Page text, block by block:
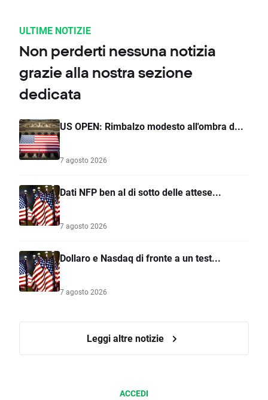
ULTIME NOTIZIE
Non perderti nessuna notizia
grazie alla nostra sezione
dedicata
US OPEN: Rimbalzo modesto all'ombra d...
7 agosto 2026
Dati NFP ben al di sotto delle attese...
7 agosto 2026
Dollaro e Nasdaq di fronte a un test...
7 agosto 2026
Leggi altre notizie
ACCEDI